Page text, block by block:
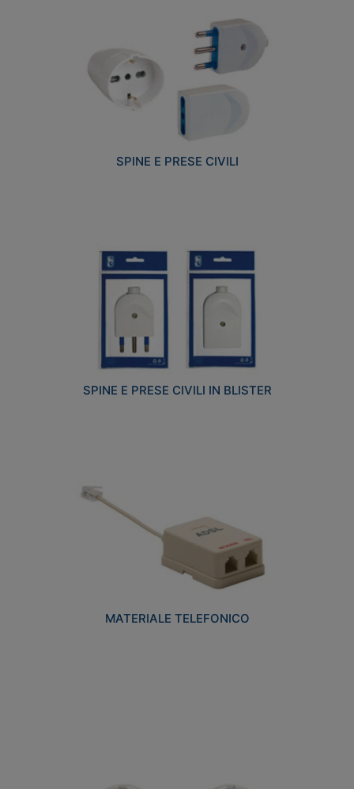
SPINE E PRESE CIVILI
SPINE E PRESE CIVILI IN BLISTER
MATERIALE TELEFONICO